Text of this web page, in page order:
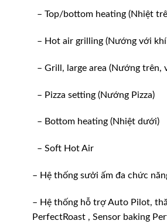
– Top/bottom heating (Nhiệt
– Hot air grilling (Nướng với khí
– Grill, large area (Nướng trên,
– Pizza setting (Nướng Pizza)
– Bottom heating (Nhiệt dưới)
– Soft Hot Air
– Hệ thống sưởi ấm đa chức
– Hệ thống hỗ trợ Auto Pilot,
PerfectRoast , Sensor baking